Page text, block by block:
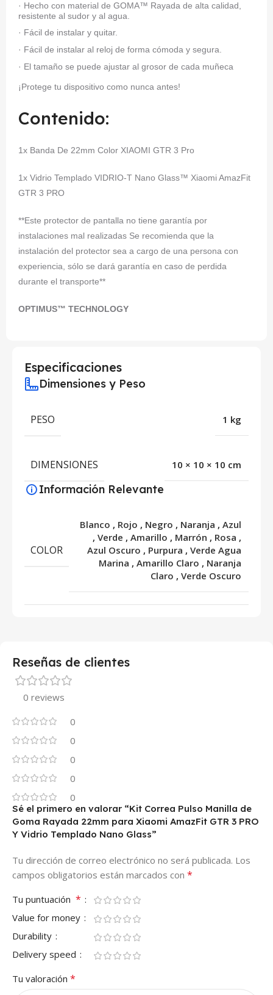
· Hecho con material de GOMA™ Rayada de alta calidad,
resistente al sudor y al agua.
· Fácil de instalar y quitar.
· Fácil de instalar al reloj de forma cómoda y segura.
· El tamaño se puede ajustar al grosor de cada muñeca
¡Protege tu dispositivo como nunca antes!
Contenido:
1x Banda De 22mm Color XIAOMI GTR 3 Pro
1x Vidrio Templado VIDRIO-T Nano Glass™ Xiaomi AmazFit
GTR 3 PRO
**Este protector de pantalla no tiene garantía por
instalaciones mal realizadas Se recomienda que la
instalación del protector sea a cargo de una persona con
experiencia, sólo se dará garantía en caso de perdida
durante el transporte**
OPTIMUS™ TECHNOLOGY
Especificaciones
Dimensiones y Peso
PESO 1 kg
DIMENSIONES 10 × 10 × 10 cm
Información Relevante
COLOR
Blanco , Rojo , Negro , Naranja , Azul
, Verde , Amarillo , Marrón , Rosa ,
Azul Oscuro , Purpura , Verde Agua
Marina , Amarillo Claro , Naranja
Claro , Verde Oscuro
Reseñas de clientes
0 reviews
0
0
0
0
0
Sé el primero en valorar “Kit Correa Pulso Manilla de
Goma Rayada 22mm para Xiaomi AmazFit GTR 3 PRO
Y Vidrio Templado Nano Glass”
Tu dirección de correo electrónico no será publicada. Los
campos obligatorios están marcados con *
Tu puntuación *
Value for money
Durability
Delivery speed
Tu valoración *